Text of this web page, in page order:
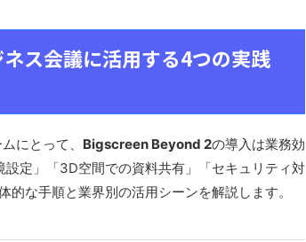
ス会議に活用する4つの実践
にとって、 Bigscreen Beyond 2の導入は業務効
定」「3D空間での資料共有」「セキュリティ対
な手順と業界別の活用シーンを解説します。